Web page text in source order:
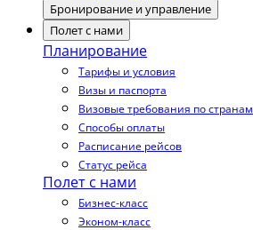
Бронирование и управление
Полет с нами
Планирование
Тарифы и условия
Визы и паспорта
Визовые требования по странам
Способы оплаты
Расписание рейсов
Статус рейса
Полет с нами
Бизнес-класс
Эконом-класс